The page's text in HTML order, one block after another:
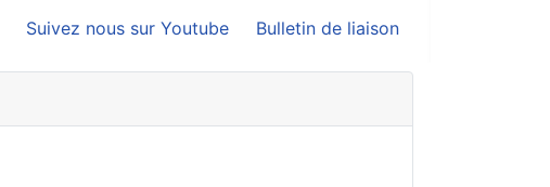
Suivez nous sur Youtube Bulletin de liaison